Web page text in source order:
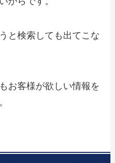
と検索しても出てこな
お客様が欲しい情報を